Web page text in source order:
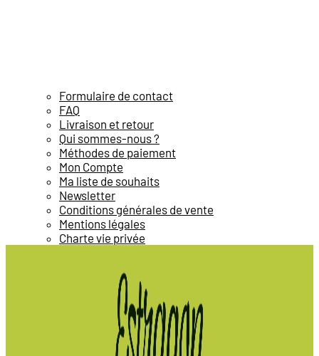
Formulaire de contact
FAQ
Livraison et retour
Qui sommes-nous ?
Méthodes de paiement
Mon Compte
Ma liste de souhaits
Newsletter
Conditions générales de vente
Mentions légales
Charte vie privée